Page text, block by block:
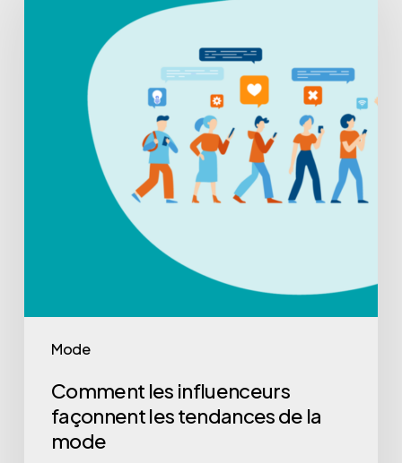
Mode
Comment les influenceurs
façonnent les tendances de la
mode